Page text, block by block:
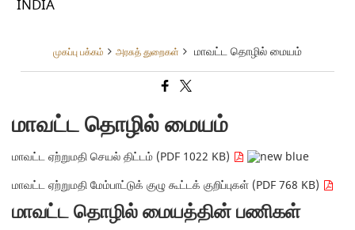
முகப்பு பக்கம் அரசுத் துறைகள் மாவட்ட தொழில் மையம்
மாவட்ட தொழில் மையம்
மாவட்ட ஏற்றுமதி செயல் திட்டம் (PDF 1022 KB)
மாவட்ட ஏற்றுமதி மேம்பாட்டுக் குழு கூட்டக் குறிப்புகள் (PDF 768 KB)
மாவட்ட தொழில் மையத்தின் பணிகள்